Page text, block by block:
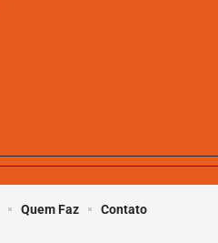
Quem Faz Contato